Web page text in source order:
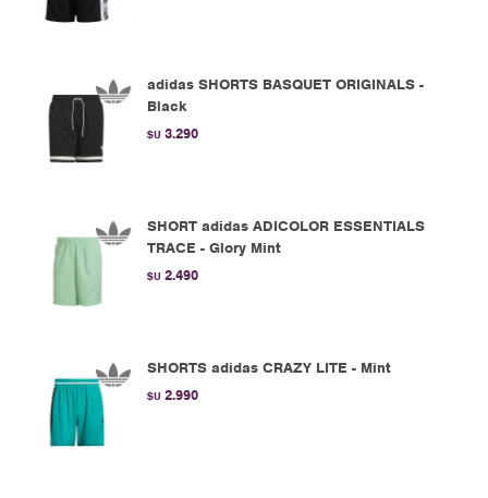
adidas SHORTS BASQUET ORIGINALS -
Black
$U 3.290
SHORT adidas ADICOLOR ESSENTIALS
TRACE - Glory Mint
$U 2.490
SHORTS adidas CRAZY LITE - Mint
$U 2.990